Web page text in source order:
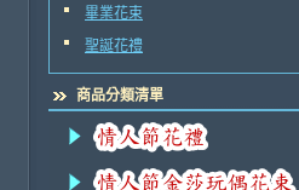
畢業花束
聖誕花禮
商品分類清單